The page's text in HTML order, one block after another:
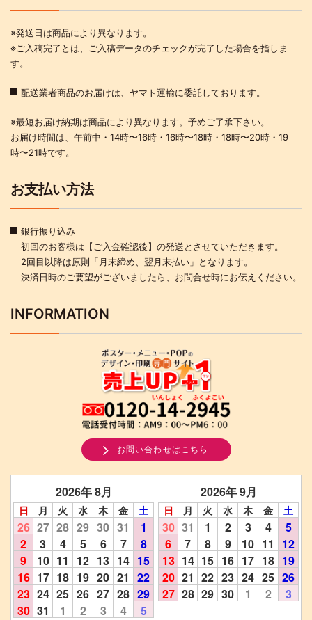
※発送日は商品により異なります。
※ご入稿完了とは、ご入稿データのチェックが完了した場合を指しま
す。
配送業者商品のお届けは、ヤマト運輸に委託しております。
※最短お届け納期は商品により異なります。予めご了承下さい。
お届け時間は、午前中・14時〜16時・16時〜18時・18時〜20時・19
時〜21時です。
お支払い方法
銀行振り込み
初回のお客様は【ご入金確認後】の発送とさせていただきます。
2回目以降は原則「月末締め、翌月末払い」となります。
決済日時のご要望がございましたら、お問合せ時にお伝えください。
INFORMATION
お問い合わせはこちら
2026年 8月
日 月 火 水 木 金 土
26 27 28 29 30 31
1
2
3 4 5 6 7
8
9
10 11 12 13 14 15
16 17 18 19 20 21
22
23 24 25 26 27 28 29
30 31 1 2 3 4 5
2026年 9月
日 月 火 水 木 金 土
30 31 1 2 3 4
5
6
7 8 9 10 11
12
13 14 15 16 17 18 19
20 21 22 23 24 25 26
27 28 29 30 1 2 3